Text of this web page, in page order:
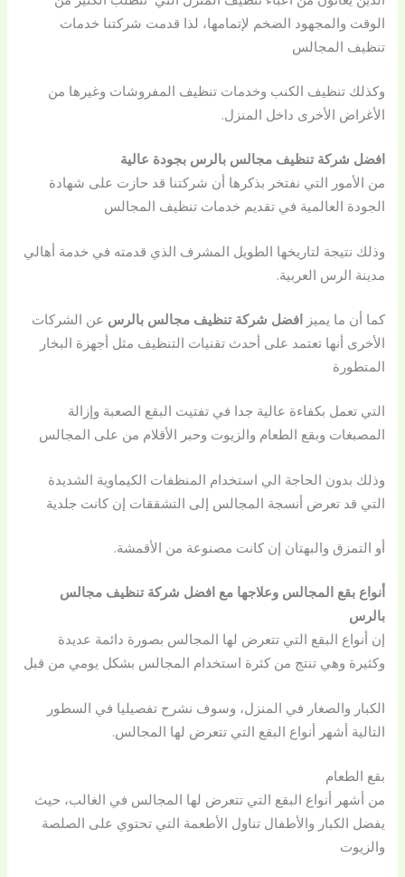
الوقت والمجهود الضخم لإتمامها، لذا قدمت شركتنا خدمات
تنظيف المجالس
وكذلك تنظيف الكنب وخدمات تنظيف المفروشات وغيرها من
الأغراض الأخرى داخل المنزل.
افضل شركة تنظيف مجالس بالرس بجودة عالية
من الأمور التي نفتخر بذكرها أن شركتنا قد حازت على شهادة
الجودة العالمية في تقديم خدمات تنظيف المجالس
وذلك نتيجة لتاريخها الطويل المشرف الذي قدمته في خدمة أهالي
مدينة الرس العربية.
كما أن ما يميزافضل شركة تنظيف مجالس بالرس عن الشركات
الأخرى أنها تعتمد على أحدث تقنيات التنظيف مثل أجهزة البخار
المتطورة
التي تعمل بكفاءة عالية جدا في تفتيت البقع الصعبة وإزالة
المصبغات وبقع الطعام والزيوت وحبر الأقلام من على المجالس
وذلك بدون الحاجة الي استخدام المنظفات الكيماوية الشديدة
التي قد تعرض أنسجة المجالس إلى التشققات إن كانت جلدية
أو التمزق والبهتان إن كانت مصنوعة من الأقمشة.
أنواع بقع المجالس وعلاجها مع افضل شركة تنظيف مجالس
بالرس
إن أنواع البقع التي تتعرض لها المجالس بصورة دائمة عديدة
وكثيرة وهي تنتج من كثرة استخدام المجالس بشكل يومي من قبل
الكبار والصغار في المنزل، وسوف نشرح تفصيليا في السطور
التالية أشهر أنواع البقع التي تتعرض لها المجالس.
بقع الطعام
من أشهر أنواع البقع التي تتعرض لها المجالس في الغالب، حيث
يفضل الكبار والأطفال تناول الأطعمة التي تحتوي على الصلصة
والزيوت